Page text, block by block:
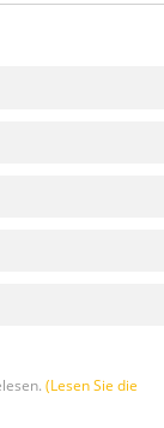
(Lesen Sie die